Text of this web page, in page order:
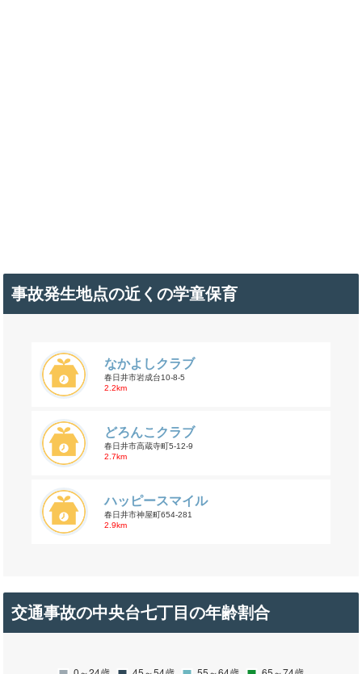
事故発生地点の近くの学童保育
なかよしクラブ
春日井市岩成台10-8-5
2.2km
どろんこクラブ
春日井市高蔵寺町5-12-9
2.7km
ハッピースマイル
春日井市神屋町654-281
2.9km
交通事故の中央台七丁目の年齢割合